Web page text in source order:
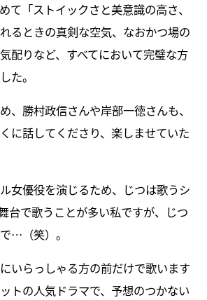
て「ストイックさと美意識の高さ、
るときの真剣な空気、なおかつ場の
配りなど、すべてにおいて完璧な方
た。
、勝村政信さんや岸部一徳さんも、
に話してくださり、楽しませていた
女優役を演じるため、じつは歌うシ
台で歌うことが多い私ですが、じつ
…（笑）。
いらっしゃる方の前だけで歌います
トの人気ドラマで、予想のつかない